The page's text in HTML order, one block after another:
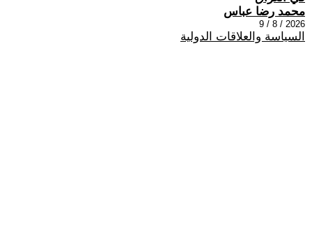
محمد رضا عباس
2026 / 8 / 9
السياسة والعلاقات الدولية